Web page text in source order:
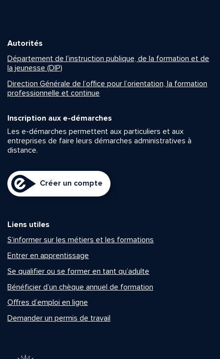
Autorités
Département de l’instruction publique, de la formation et de
la jeunesse (DIP)
Direction Générale de l’office pour l’orientation, la formation
professionnelle et continue
Inscription aux e-démarches
Les e-démarches permettent aux particuliers et aux
entreprises de faire leurs démarches administratives à
distance.
Créer un compte
Liens utiles
S’informer sur les métiers et les formations
Entrer en apprentissage
Se qualifier ou se former en tant qu’adulte
Bénéficier d’un chèque annuel de formation
Offres d’emploi en ligne
Demander un permis de travail